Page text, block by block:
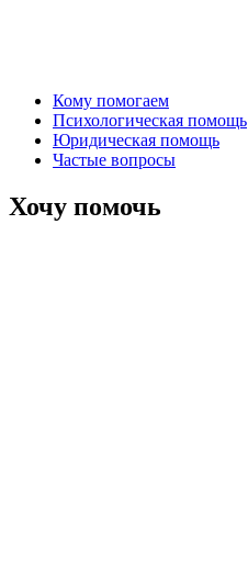
Кому помогаем
Психологическая помощь
Юридическая помощь
Частые вопросы
Хочу помочь